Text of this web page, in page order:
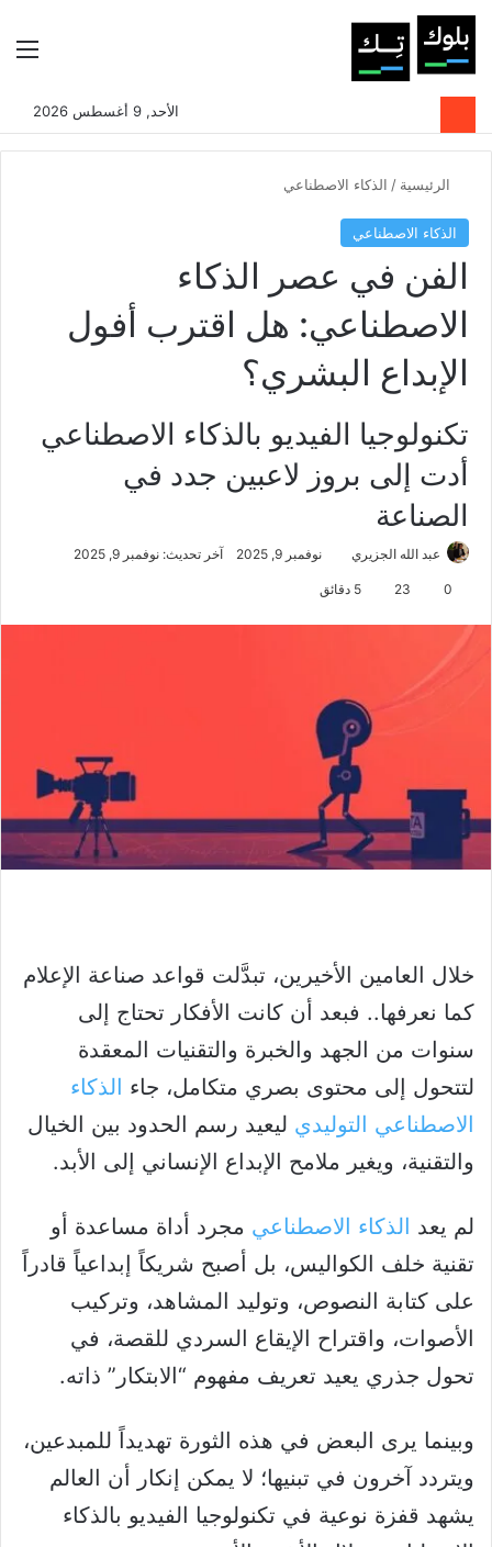
بحثالوضع
الأحد, 9 أغسطس 2026
الرئيسية / الذكاء الاصطناعي
الذكاء الاصطناعي
الفن في عصر الذكاء
الاصطناعي: هل اقترب أفول
الإبداع البشري؟
تكنولوجيا الفيديو بالذكاء الاصطناعي
أدت إلى بروز لاعبين جدد في
الصناعة
عبد الله الجزيري نوفمبر 9, 2025 آخر تحديث: نوفمبر 9, 2025
0
23
خلال العامين الأخيرين، تبدَّلت قواعد صناعة الإعلام
كما نعرفها.. فبعد أن كانت الأفكار تحتاج إلى
سنوات من الجهد والخبرة والتقنيات المعقدة
لتتحول إلى محتوى بصري متكامل، جاء الذكاء
الاصطناعي التوليدي ليعيد رسم الحدود بين الخيال
والتقنية، ويغير ملامح الإبداع الإنساني إلى الأبد.
لم يعد الذكاء الاصطناعي مجرد أداة مساعدة أو
تقنية خلف الكواليس، بل أصبح شريكاً إبداعياً قادراً
على كتابة النصوص، وتوليد المشاهد، وتركيب
الأصوات، واقتراح الإيقاع السردي للقصة، في
تحول جذري يعيد تعريف مفهوم “الابتكار” ذاته.
وبينما يرى البعض في هذه الثورة تهديداً للمبدعين،
ويتردد آخرون في تبنيها؛ لا يمكن إنكار أن العالم
يشهد قفزة نوعية في تكنولوجيا الفيديو بالذكاء